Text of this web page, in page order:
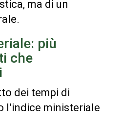
ma di un
più
che
dei tempi di
l’indice ministeriale